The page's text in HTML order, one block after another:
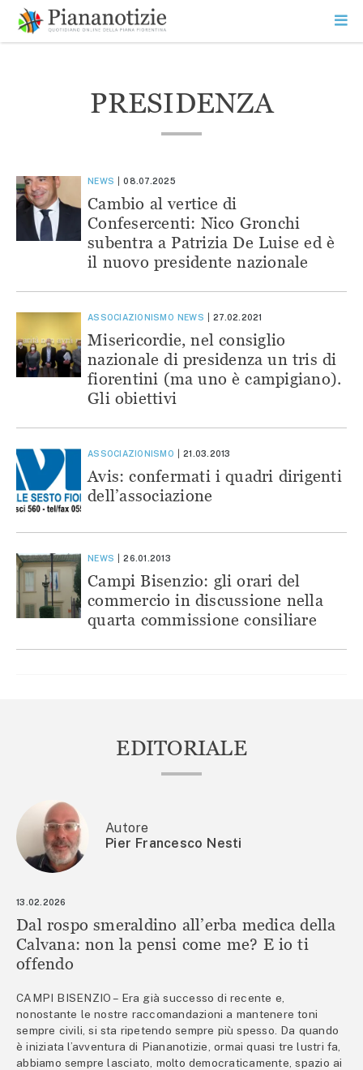
contenuto
SEARCH
PRESIDENZA
NEWS 08.07.2025
Cambio al vertice di
Confesercenti: Nico Gronchi
subentra a Patrizia De Luise ed è
il nuovo presidente nazionale
ASSOCIAZIONISMO NEWS 27.02.2021
Misericordie, nel consiglio
nazionale di presidenza un tris di
fiorentini (ma uno è campigiano).
Gli obiettivi
ASSOCIAZIONISMO 21.03.2013
Avis: confermati i quadri dirigenti
dell’associazione
NEWS 26.01.2013
Campi Bisenzio: gli orari del
commercio in discussione nella
quarta commissione consiliare
EDITORIALE
Autore
Pier Francesco Nesti
13.02.2026
Dal rospo smeraldino all’erba medica della
Calvana: non la pensi come me? E io ti
offendo
CAMPI BISENZIO – Era già successo di recente e,
nonostante le nostre raccomandazioni a mantenere toni
sempre civili, si sta ripetendo sempre più spesso. Da quando
è iniziata l’avventura di Piananotizie, ormai quasi tre lustri fa,
abbiamo sempre lasciato, molto democraticamente, spazio ai